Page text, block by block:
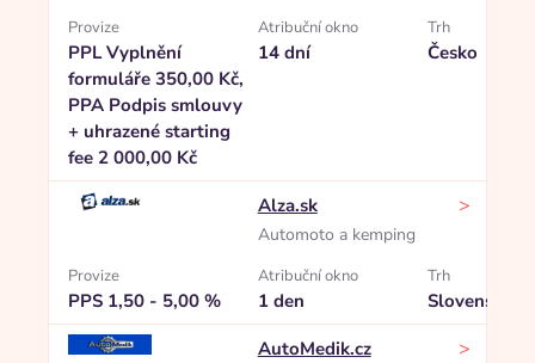
Provize
PPL Vyplnění
formuláře 350,00 Kč,
PPA Podpis smlouvy
+ uhrazené starting
fee 2 000,00 Kč
Atribuční okno
14 dní
Trh
Česko
Alza.sk
Automoto a kemping
>
Provize
PPS 1,50 - 5,00 %
Atribuční okno
1 den
Trh
Slovensko
AutoMedik.cz
>